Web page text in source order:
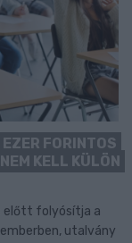
FORINTOS
KELL KÜLÖN
előtt folyósítja a
utalvány